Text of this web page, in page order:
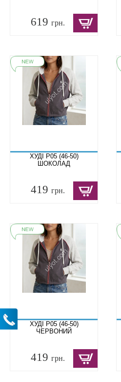
619 грн.
ХУДІ P05 (46-50)
ШОКОЛАД
419 грн.
ХУДІ P05 (46-50)
ЧЕРВОНИЙ
419 грн.